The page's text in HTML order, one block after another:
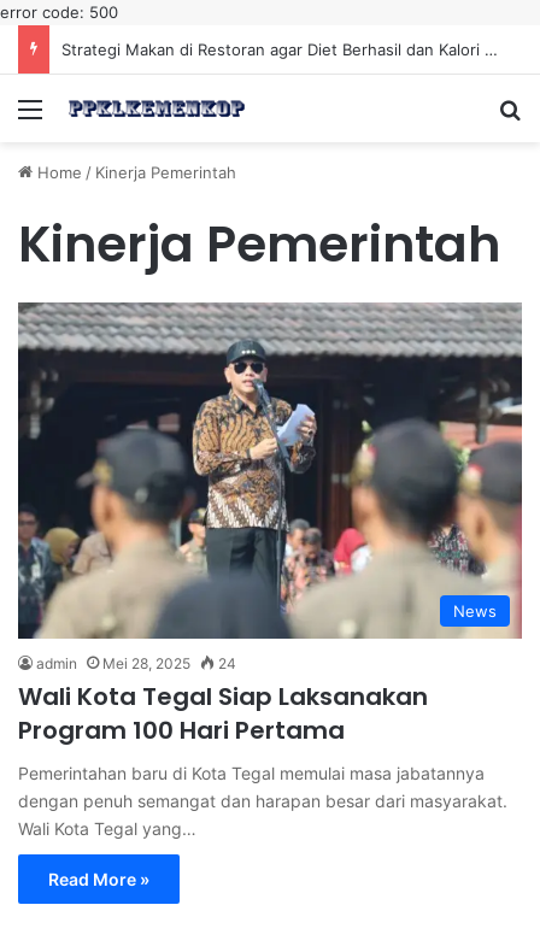
error code: 500
Strategi Makan di Restoran agar Diet Berhasil dan Kalori Tetap Terkontrol
Menu
Home / Kinerja Pemerintah
Kinerja Pemerintah
News
admin Mei 28, 2025 24
Wali Kota Tegal Siap Laksanakan
Program 100 Hari Pertama
Pemerintahan baru di Kota Tegal memulai masa jabatannya
dengan penuh semangat dan harapan besar dari masyarakat.
Wali Kota Tegal yang…
Read More »